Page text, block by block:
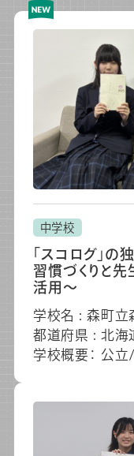
中学校
「スコログ」
習慣づくりと先
活用～
学校名 : 森町
都道府県 : 北海
学校概要： 公